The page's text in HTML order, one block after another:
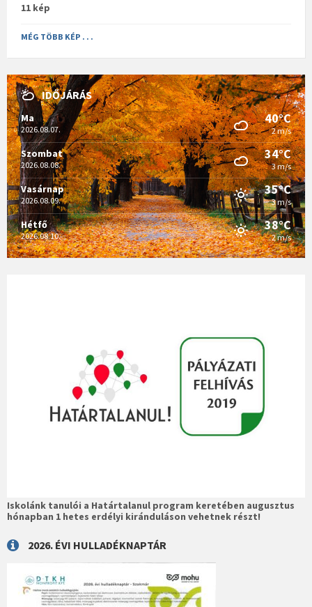
11 kép
MÉG TÖBB KÉP . . .
IDŐJÁRÁS
Ma
2026.08.07.
40°C
2 m/s
Szombat
2026.08.08.
34°C
3 m/s
Vasárnap
2026.08.09.
35°C
3 m/s
Hétfő
2026.08.10.
38°C
2 m/s
Iskolánk tanulói a Határtalanul program keretében augusztus
hónapban 1 hetes erdélyi kiránduláson vehetnek részt!
2026. ÉVI HULLADÉKNAPTÁR